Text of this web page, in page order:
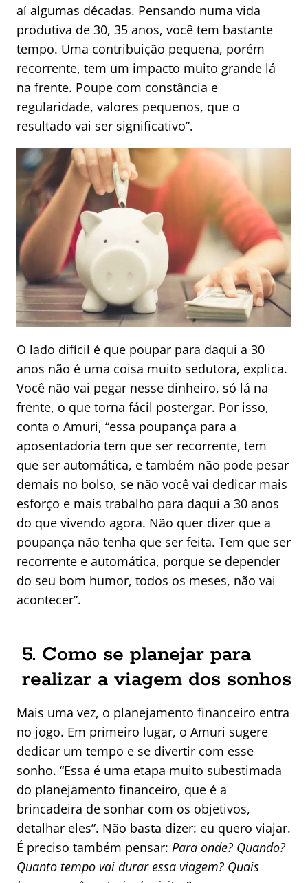
aí algumas décadas. Pensando numa vida
produtiva de 30, 35 anos, você tem bastante
tempo. Uma contribuição pequena, porém
recorrente, tem um impacto muito grande lá
na frente. Poupe com constância e
regularidade, valores pequenos, que o
resultado vai ser significativo”.
O lado difícil é que poupar para daqui a 30
anos não é uma coisa muito sedutora, explica.
Você não vai pegar nesse dinheiro, só lá na
frente, o que torna fácil postergar. Por isso,
conta o Amuri, “essa poupança para a
aposentadoria tem que ser recorrente, tem
que ser automática, e também não pode pesar
demais no bolso, se não você vai dedicar mais
esforço e mais trabalho para daqui a 30 anos
do que vivendo agora. Não quer dizer que a
poupança não tenha que ser feita. Tem que ser
recorrente e automática, porque se depender
do seu bom humor, todos os meses, não vai
acontecer”.
5. Como se planejar para
realizar a viagem dos sonhos
Mais uma vez, o planejamento financeiro entra
no jogo. Em primeiro lugar, o Amuri sugere
dedicar um tempo e se divertir com esse
sonho. “Essa é uma etapa muito subestimada
do planejamento financeiro, que é a
brincadeira de sonhar com os objetivos,
detalhar eles”. Não basta dizer: eu quero viajar.
É preciso também pensar: Para onde? Quando?
Quanto tempo vai durar essa viagem? Quais